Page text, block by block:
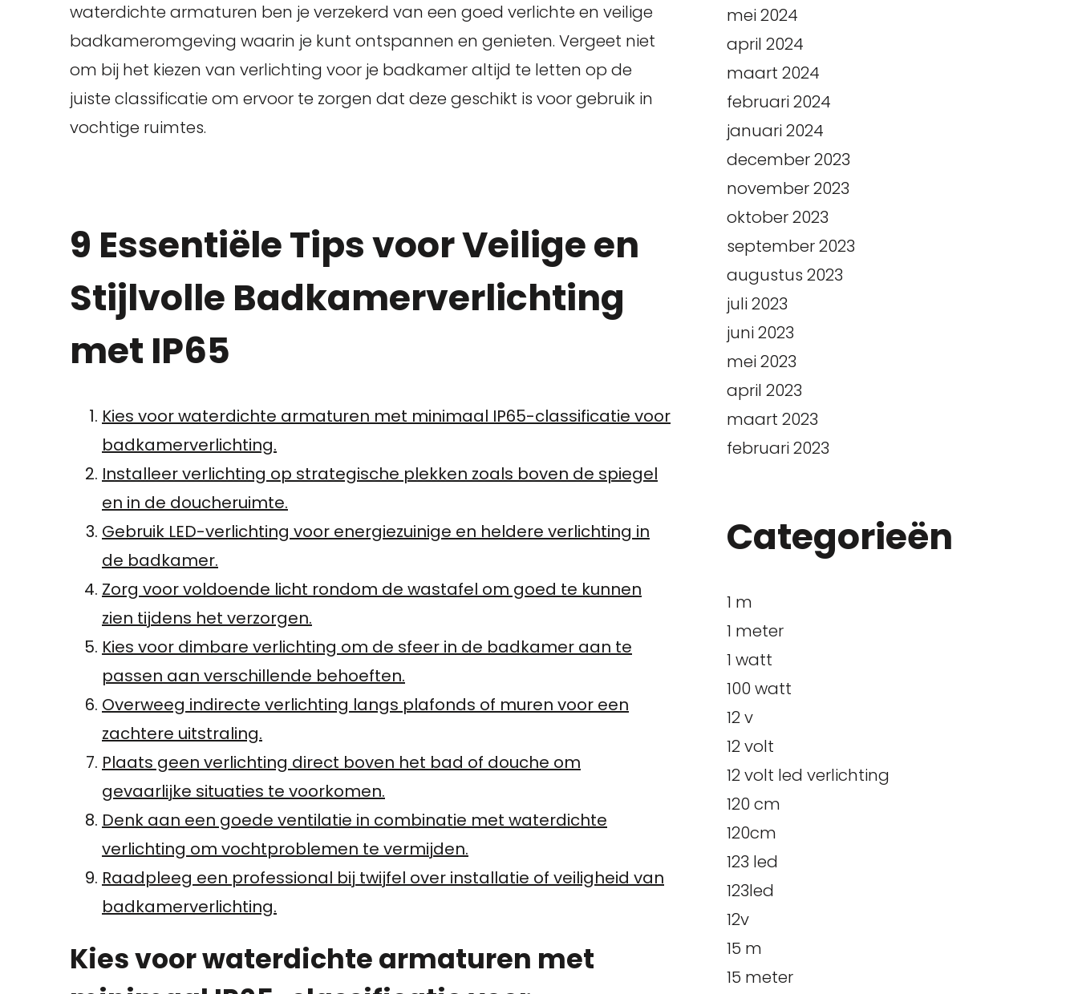
waterdichte armaturen ben je verzekerd van een goed verlichte en veilige
badkameromgeving waarin je kunt ontspannen en genieten. Vergeet niet
om bij het kiezen van verlichting voor je badkamer altijd te letten op de
juiste classificatie om ervoor te zorgen dat deze geschikt is voor gebruik in
vochtige ruimtes.
9 Essentiële Tips voor Veilige en
Stijlvolle Badkamerverlichting
met IP65
Kies voor waterdichte armaturen met minimaal IP65-classificatie voor
badkamerverlichting.
Installeer verlichting op strategische plekken zoals boven de spiegel
en in de doucheruimte.
Gebruik LED-verlichting voor energiezuinige en heldere verlichting in
de badkamer.
Zorg voor voldoende licht rondom de wastafel om goed te kunnen
zien tijdens het verzorgen.
Kies voor dimbare verlichting om de sfeer in de badkamer aan te
passen aan verschillende behoeften.
Overweeg indirecte verlichting langs plafonds of muren voor een
zachtere uitstraling.
Plaats geen verlichting direct boven het bad of douche om
gevaarlijke situaties te voorkomen.
Denk aan een goede ventilatie in combinatie met waterdichte
verlichting om vochtproblemen te vermijden.
Raadpleeg een professional bij twijfel over installatie of veiligheid van
badkamerverlichting.
Kies voor waterdichte armaturen met
mei 2024
april 2024
maart 2024
februari 2024
januari 2024
december 2023
november 2023
oktober 2023
september 2023
augustus 2023
juli 2023
juni 2023
mei 2023
april 2023
maart 2023
februari 2023
Categorieën
1 m
1 meter
1 watt
100 watt
12 v
12 volt
12 volt led verlichting
120 cm
120cm
123 led
123led
12v
15 m
15 meter